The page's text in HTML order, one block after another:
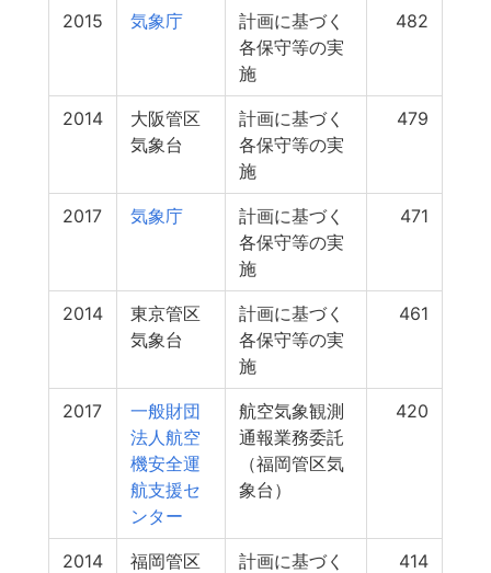
2015 気象庁
計画に基づく
各保守等の実
施
482
2014
大阪管区
気象台
計画に基づく
各保守等の実
施
479
2017 気象庁
計画に基づく
各保守等の実
施
471
2014
東京管区
気象台
計画に基づく
各保守等の実
施
461
2017
一般財団
法人航空
機安全運
航支援セ
ンター
航空気象観測
通報業務委託
（福岡管区気
象台）
420
2014
福岡管区
計画に基づく
414